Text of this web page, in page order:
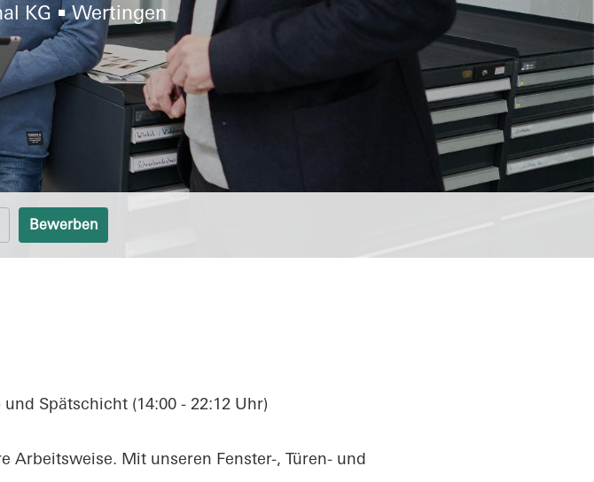
KG • Wertingen
Bewerben
Spätschicht (14:00 - 22:12 Uhr)
Arbeitsweise. Mit unseren Fenster-, Türen- und